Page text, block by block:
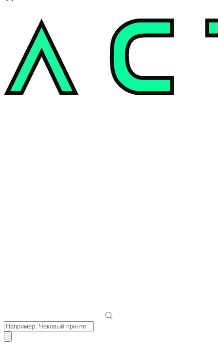
Поиск
товаров